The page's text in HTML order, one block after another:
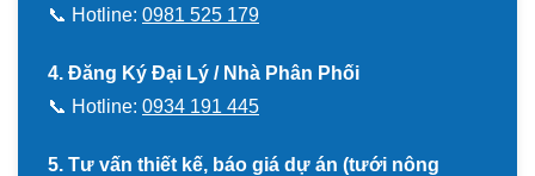
📞 Hotline: 0981 525 179
4. Đăng Ký Đại Lý / Nhà Phân Phối
📞 Hotline: 0934 191 445
5. Tư vấn thiết kế, báo giá dự án (tưới nông